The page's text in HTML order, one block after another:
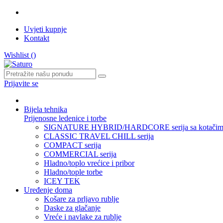
Uvjeti kupnje
Kontakt
Wishlist ()
Prijavite se
Bijela tehnika
Prijenosne ledenice i torbe
SIGNATURE HYBRID/HARDCORE serija sa
CLASSIC TRAVEL CHILL serija
COMPACT serija
COMMERCIAL serija
Hladno/toplo vrećice i pribor
Hladno/tople torbe
ICEY TEK
Uređenje doma
Košare za prljavo rublje
Daske za glačanje
Vreće i navlake za rublje